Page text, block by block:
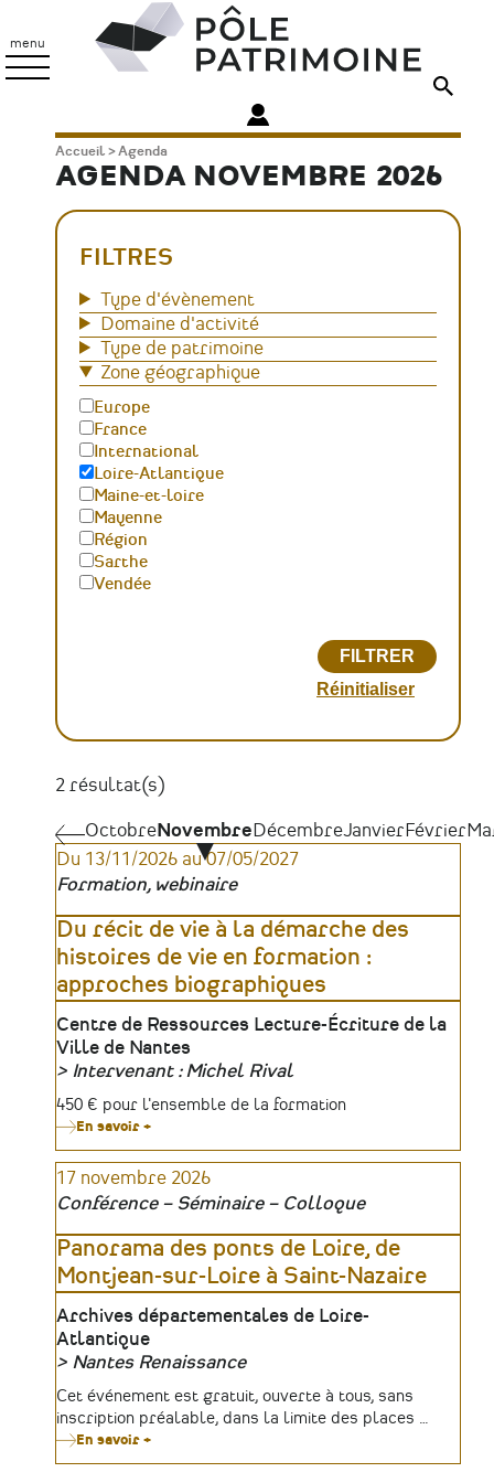
contenu
principal
menu
Patrimoine
Fil
d'Ariane
Accueil Agenda
AGENDA NOVEMBRE 2026
2 résultat(s)
Pagination
Octobre
OctobreNovembre DécembreJanvier Février
Du 13/11/2026 au 07/05/2027
Formation, webinaire
Du récit de vie à la démarche des
histoires de vie en formation :
approches biographiques
Lieu
Centre de Ressources Lecture-Écriture de la
Ville de Nantes
Organisateur
Intervenant : Michel Rival
Tarifs
450 € pour l'ensemble de la formation
En savoir +
récit
de
à
démarche
des
histoires
de
vie
en
:
biographiques
17 novembre 2026
Conférence – Séminaire – Colloque
Panorama des ponts de Loire, de
Montjean-sur-Loire à Saint-Nazaire
Lieu
Archives départementales de Loire-
Atlantique
Organisateur
Nantes Renaissance
Tarifs
Cet événement est gratuit, ouverte à tous, sans
inscription préalable, dans la limite des places …
En savoir +
FILTRES
Type d'évènement
Domaine d'activité
Type de patrimoine
Zone géographique
Europe
France
International
Loire-Atlantique
Maine-et-loire
Mayenne
Région
Sarthe
Vendée